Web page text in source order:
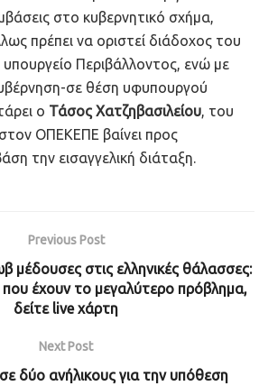
στο κυβερνητικό σχήμα,
πρέπει να οριστεί διάδοχος του
Περιβάλλοντος, ενώ με
σε θέση υφυπουργού
ο Τάσος Χατζηβασιλείου, του
ΟΠΕΚΕΠΕ βαίνει προς
την εισαγγελική διάταξη.
Previous Post
μέδουσες στις ελληνικές θάλασσες:
που έχουν το μεγαλύτερο πρόβλημα,
δείτε live χάρτη
Next Post
δύο ανήλικους για την υπόθεση